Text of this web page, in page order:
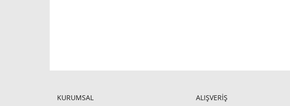
KURUMSAL ALIŞVERİŞ